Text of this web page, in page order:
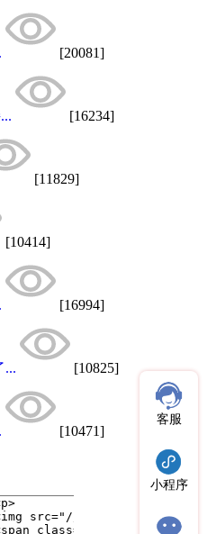
[20081]
[16234]
[11829]
[10414]
[16994]
... [10825]
[10471]
客服
小程序